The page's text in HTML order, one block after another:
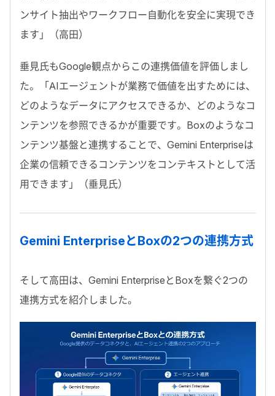
ンサイト抽出やワークフロー自動化を安全に実現でき
ます 」（高田）
垂見氏もGoogle観点からこの連携価値を評価しまし
た。
「AIエージェントが業務で価値を出すためには、
どのようなデータにアクセスできるか、どのようなコ
ンテンツを参照できるかが重要です。Boxのようなコ
ンテンツ基盤と連携することで、Gemini Enterpriseは
企業の信頼できるコンテンツをコンテキストとして活
用できます」（垂見氏）
Gemini EnterpriseとBoxの2つの連携方式
そして高田は、Gemini EnterpriseとBoxを繋ぐ2つの
連携方式を紹介しました。